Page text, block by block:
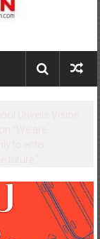
Unveils Vision
“We are
to enter
future.”